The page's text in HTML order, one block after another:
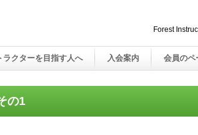
Forest
の1
ラクターを目指す人へ 入会案内 会員のペ